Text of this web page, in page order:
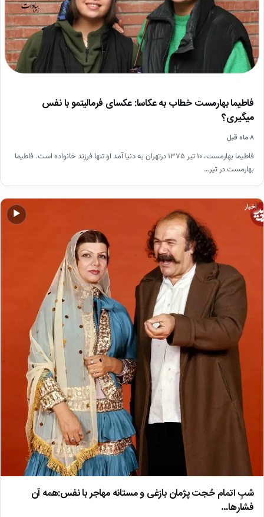
فاطیما بهارمست خطاب به عکاسا: عکسای فرمالیتمو با نفس
میگیری؟
۸ ماه قبل
فاطیما بهارمست، ۱۰ تیر ۱۳۷۵ درتهران به دنیا آمد او تنها فرزند خانواده است. فاطیما
بهارمست در تیر…
▶
اخبار
شبِ اتمام حُجت پژمان بازغی و مستانه مهاجر با نفس:همه آن
فشارها…